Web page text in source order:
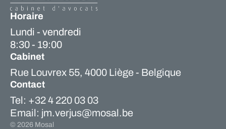
Horaire
Lundi - vendredi
8:30 - 19:00
Cabinet
Rue Louvrex 55, 4000 Liège - Belgique
Contact
Tel: +32 4 220 03 03
Email: jm.verjus@mosal.be
© 2026 Mosal